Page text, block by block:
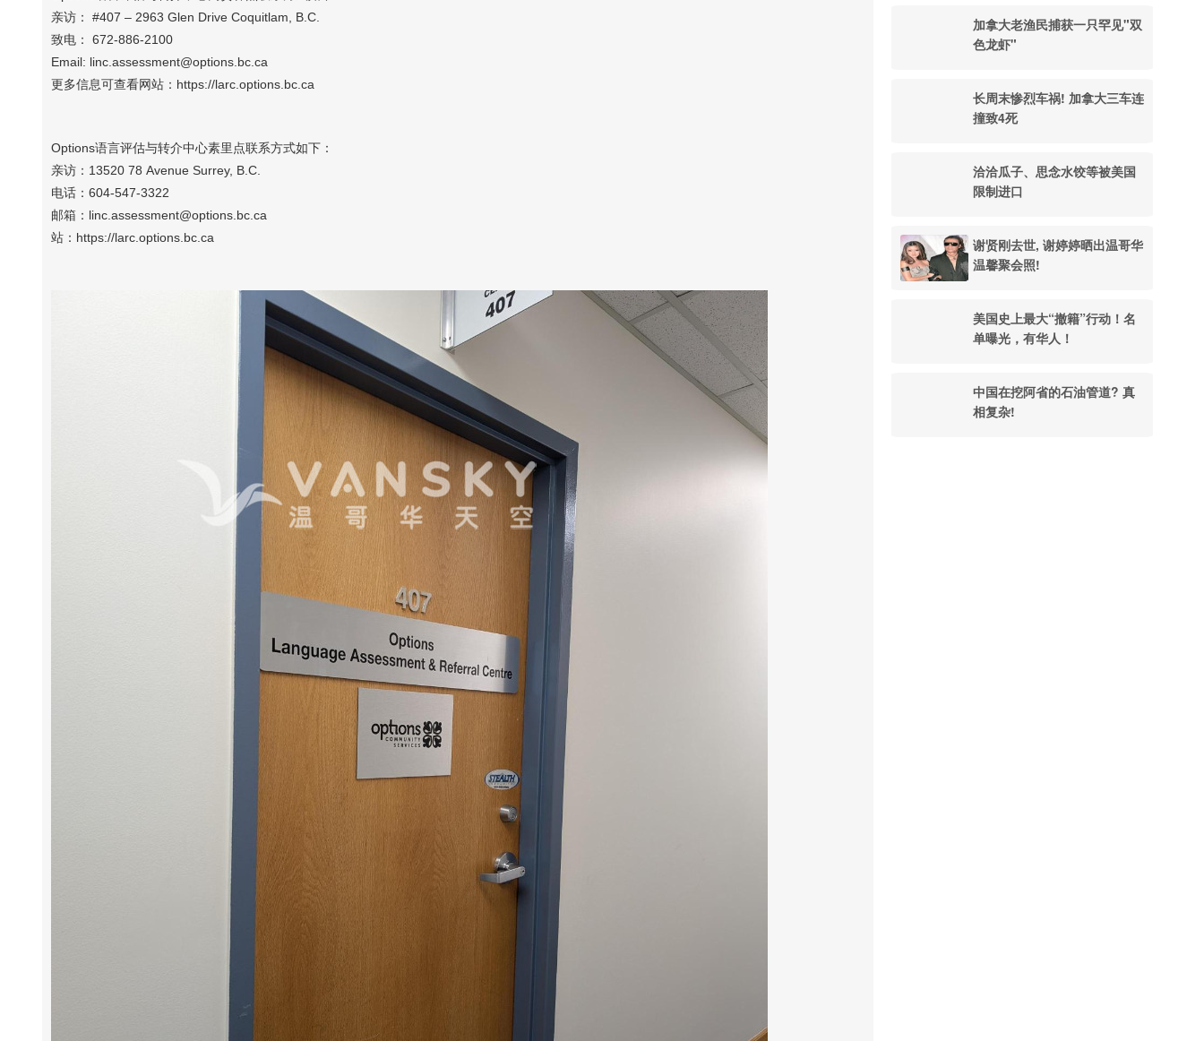
加拿大老渔民捕获一只罕见"双
色龙虾"
长周末惨烈车祸! 加拿大三车连
撞致4死
洽洽瓜子、思念水饺等被美国
限制进口
谢贤刚去世, 谢婷婷晒出温哥华
温馨聚会照!
美国史上最大“撤籍”行动！名
单曝光，有华人！
中国在挖阿省的石油管道? 真
相复杂!
亲访： #407 – 2963 Glen Drive Coquitlam, B.C.
致电： 672-886-2100
Email: linc.assessment@options.bc.ca
更多信息可查看网站：https://larc.options.bc.ca
Options语言评估与转介中心素里点联系方式如下：
亲访：13520 78 Avenue Surrey, B.C.
电话：604-547-3322
邮箱：linc.assessment@options.bc.ca
站：https://larc.options.bc.ca